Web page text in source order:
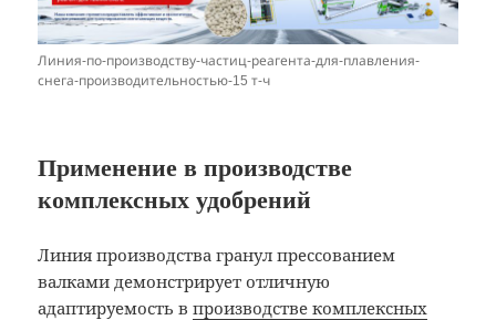
Линия-по-производству-частиц-реагента-для-плавления-
снега-производительностью-15 т-ч
Применение в производстве
комплексных удобрений
Линия производства гранул прессованием
валками демонстрирует отличную
адаптируемость впроизводстве комплексных